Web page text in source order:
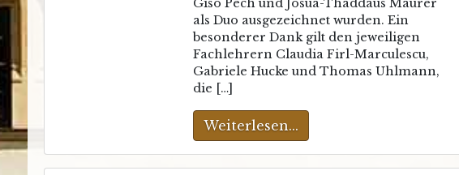
Giso Pech und Josua-Thaddäus Mäurer
als Duo ausgezeichnet wurden. Ein
besonderer Dank gilt den jeweiligen
Fachlehrern Claudia Firl-Marculescu,
Gabriele Hucke und Thomas Uhlmann,
die […]
Weiterlesen...